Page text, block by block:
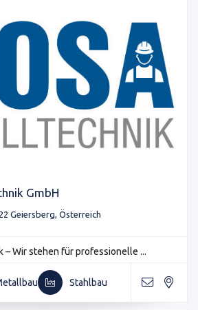
GmbH
Geiersberg, Österreich
– Wir stehen für professionelle ...
Stahlbau